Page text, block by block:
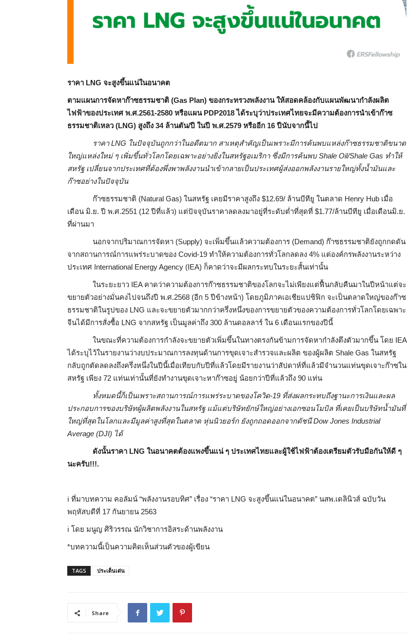
ราคา LNG จะสูงขึ้นแน่ในอนาคต
ตามแผนการจัดหาก๊าซธรรมชาติ (Gas Plan) ของกระทรวงพลังงาน ให้สอดคล้องกับแผนพัฒนากำลังผลิต
ไฟฟ้าของประเทศ พ.ศ.2561-2580 หรือแผน PDP2018 ได้ระบุว่าประเทศไทยจะมีความต้องการนำเข้าก๊าซ
ธรรมชาติเหลว (LNG) สูงถึง 34 ล้านตัน/ปี ในปี พ.ศ.2579 หรืออีก 16 ปีนับจากนี้ไป
ราคา LNG ในปัจจุบันถูกกว่าในอดีตมาก สาเหตุสำคัญเป็นเพราะมีการค้นพบแหล่งก๊าซธรรมชาติขนาด
ใหญ่แหล่งใหม่ ๆ เพิ่มขึ้นทั่วโลกโดยเฉพาะอย่างยิ่งในสหรัฐอเมริกา ซึ่งมีการค้นพบ Shale Oil/Shale Gas ทำให้
สหรัฐ เปลี่ยนจากประเทศที่ต้องพึ่งพาพลังงานนำเข้ากลายเป็นประเทศผู้ส่งออกพลังงานรายใหญ่ทั้งน้ำมันและ
ก๊าซอย่างในปัจจุบัน
ก๊าซธรรมชาติ (Natural Gas) ในสหรัฐ เคยมีราคาสูงถึง $12.69/ ล้านบีทียู ในตลาด Henry Hub เมื่อ
เดือน มิ.ย. ปี พ.ศ.2551 (12 ปีที่แล้ว) แต่ปัจจุบันราคาลดลงมาอยู่ที่ระดับต่ำที่สุดที่ $1.77/ล้านบีทียู เมื่อเดือนมิ.ย.
ที่ผ่านมา
นอกจากปริมาณการจัดหา (Supply) จะเพิ่มขึ้นแล้วความต้องการ (Demand) ก๊าซธรรมชาติยังถูกกดดัน
จากสถานการณ์การแพร่ระบาดของ Covid-19 ทำให้ความต้องการทั่วโลกลดลง 4% แต่องค์กรพลังงานระหว่าง
ประเทศ International Energy Agency (IEA) ก็คาดว่าจะมีผลกระทบในระยะสั้นเท่านั้น
ในระยะยาว IEA คาดว่าความต้องการก๊าซธรรมชาติของโลกจะไม่เพียงแต่ฟื้นกลับคืนมาในปีหน้าแต่จะ
ขยายตัวอย่างมั่นคงไปจนถึงปี พ.ศ.2568 (อีก 5 ปีข้างหน้า) โดยภูมิภาคเอเชียแปซิฟิก จะเป็นตลาดใหญ่ของก๊าซ
ธรรมชาติในรูปของ LNG และจะขยายตัวมากกว่าครึ่งหนึ่งของการขยายตัวของความต้องการทั่วโลกโดยเฉพาะ
จีนได้มีการสั่งซื้อ LNG จากสหรัฐ เป็นมูลค่าถึง 300 ล้านดอลลาร์ ใน 6 เดือนแรกของปีนี้
ในขณะที่ความต้องการกำลังจะขยายตัวเพิ่มขึ้นในทางตรงกันข้ามการจัดหากำลังตึงตัวมากขึ้น โดย IEA
ได้ระบุไว้ในรายงานว่างบประมาณการลงทุนด้านการขุดเจาะสำรวจและผลิต ของผู้ผลิต Shale Gas ในสหรัฐ
กลับถูกตัดลดลงถึงครึ่งหนึ่งในปีนี้เมื่อเทียบกับปีที่แล้วโดยมีรายงานว่าสัปดาห์ที่แล้วมีจำนวนแท่นขุดเจาะก๊าซใน
สหรัฐ เพียง 72 แท่นเท่านั้นที่ยังทำงานขุดเจาะหาก๊าซอยู่ น้อยกว่าปีที่แล้วถึง 90 แท่น
ทั้งหมดนี้ก็เป็นเพราะสถานการณ์การแพร่ระบาดของโควิด-19 ที่ส่งผลกระทบถึงฐานะการเงินและผล
ประกอบการของบริษัทผู้ผลิตพลังงานในสหรัฐ แม้แต่บริษัทยักษ์ใหญ่อย่างเอกซอนโมบิล ที่เคยเป็นบริษัทน้ำมันที่
ใหญ่ที่สุดในโลกและมีมูลค่าสูงที่สุดในตลาด หุ่นนิวยอร์ก ยังถูกถอดออกจากดัชนี Dow Jones Industrial
Average (DJI) ได้
ดังนั้นราคา LNG ในอนาคตต้องแพงขึ้นแน่ ๆ ประเทศไทยและผู้ใช้ไฟฟ้าต้องเตรียมตัวรับมือกันให้ดี ๆ
นะครับ!!!.
ℹ️ ที่มาบทความ คอลัมน์ “พลังงานรอบทิศ” เรื่อง “ราคา LNG จะสูงขึ้นแน่ในอนาคต” นสพ.เดลินิวส์ ฉบับวัน
พฤหัสบดีที่ 17 กันยายน 2563
ℹ️ โดย มนูญ ศิริวรรณ นักวิชาการอิสระด้านพลังงาน
*บทความนี้เป็นความคิดเห็นส่วนตัวของผู้เขียน
TAGS ประเด็นเด่น
Share